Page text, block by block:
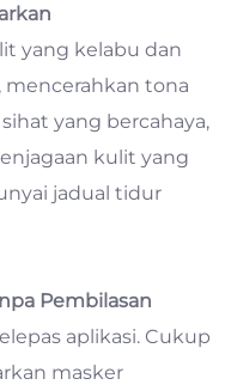
yang kelabu dan
tona
yang bercahaya,
kulit yang
jadual tidur
Pembilasan
aplikasi. Cukup
masker